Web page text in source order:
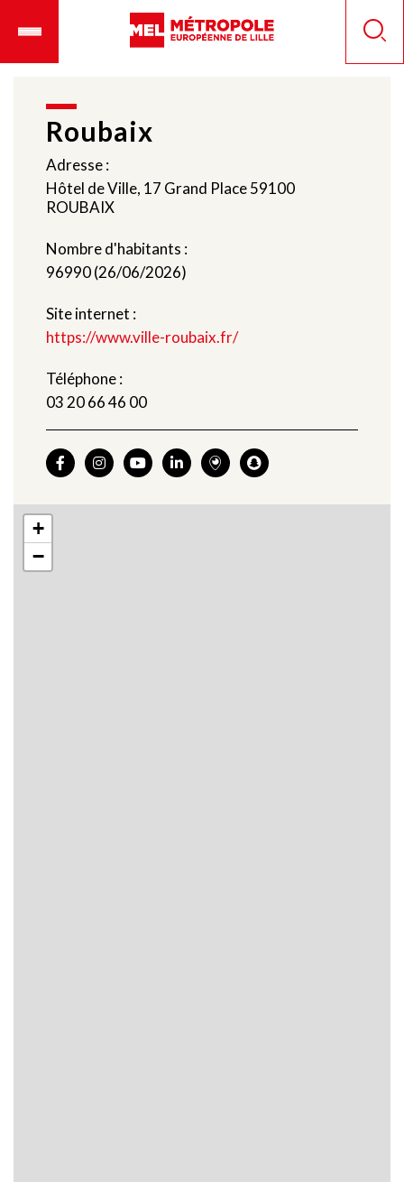
principal
mobile
+
−
Roubaix
Adresse :
Hôtel de Ville, 17 Grand Place 59100
ROUBAIX
Nombre d'habitants :
96990 (26/06/2026)
Site internet :
https://www.ville-roubaix.fr/
Téléphone :
03 20 66 46 00
     
Panneau de gestion des cookies